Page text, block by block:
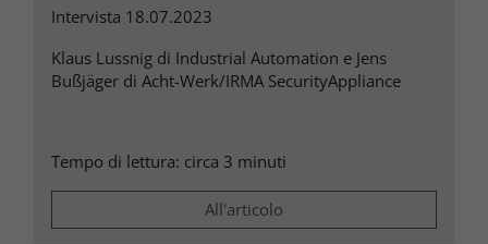
Intervista 18.07.2023
Klaus Lussnig di Industrial Automation e Jens
Bußjäger di Acht-Werk/IRMA SecurityAppliance
Tempo di lettura: circa 3 minuti
All'articolo